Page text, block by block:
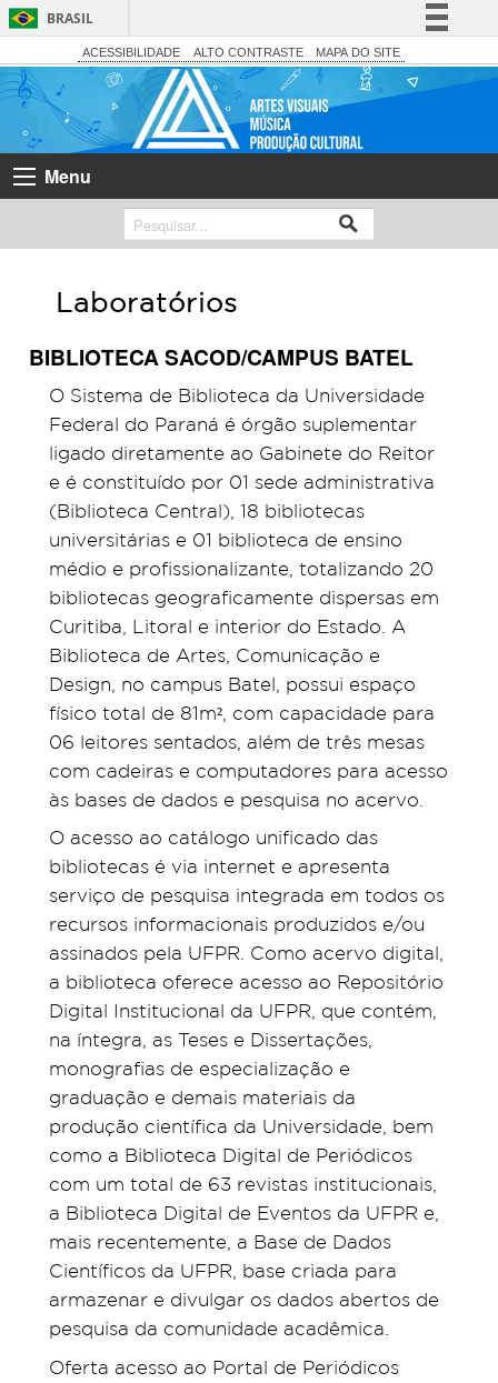
BRASIL
Simplifique!
Comunica BR
Acesso à informação
Canais
ACESSIBILIDADE ALTO CONTRASTE MAPA DO SITE
Menu
Laboratórios
BIBLIOTECA SACOD/CAMPUS BATEL
O Sistema de Biblioteca da Universidade
Federal do Paraná é órgão suplementar
ligado diretamente ao Gabinete do Reitor
e é constituído por 01 sede administrativa
(Biblioteca Central), 18 bibliotecas
universitárias e 01 biblioteca de ensino
médio e profissionalizante, totalizando 20
bibliotecas geograficamente dispersas em
Curitiba, Litoral e interior do Estado. A
Biblioteca de Artes, Comunicação e
Design, no campus Batel, possui espaço
físico total de 81m², com capacidade para
06 leitores sentados, além de três mesas
com cadeiras e computadores para acesso
às bases de dados e pesquisa no acervo.
O acesso ao catálogo unificado das
bibliotecas é via internet e apresenta
serviço de pesquisa integrada em todos os
recursos informacionais produzidos e/ou
assinados pela UFPR. Como acervo digital,
a biblioteca oferece acesso ao Repositório
Digital Institucional da UFPR, que contém,
na íntegra, as Teses e Dissertações,
monografias de especialização e
graduação e demais materiais da
produção científica da Universidade, bem
como a Biblioteca Digital de Periódicos
com um total de 63 revistas institucionais,
a Biblioteca Digital de Eventos da UFPR e,
mais recentemente, a Base de Dados
Científicos da UFPR, base criada para
armazenar e divulgar os dados abertos de
pesquisa da comunidade acadêmica.
Oferta acesso ao Portal de Periódicos